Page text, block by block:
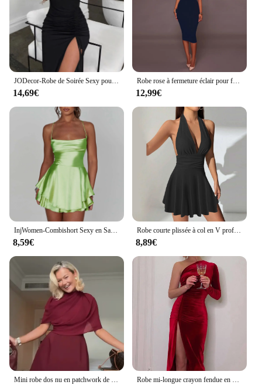
JODecor-Robe de Soirée Sexy pour Femme, Tenue de Cérémonie Asymétrique, à Manches sulf, Fente Latérale, Été 2024
14,69€
Robe rose à fermeture éclair pour femme, tenue de bureau, slim, rouge, pour fête de mariage, streetwear, vêtements féminins
12,99€
InjWomen-Combishort Sexy en Satin pour Femme, Combishort, Couleur Unie, Col Capot, Fibre, Combinaisons Courtes, Été, Croisé, Dos aux, Barboteuse
8,59€
Robe courte plissée à col en V profond pour femmes, bretelles dos nu sexy, mode d'automne, fille épicée élégante, nouveau style, 2024
8,89€
Mini robe dos nu en patchwork de maille bordeaux pour femmes, robes trapèze à col rond, mode élégante, automne, nouveau Robe mi-longue crayon fendue en velours à manches longues pour femmes, vêtements de soirée élégants, tambour, printemps, automne